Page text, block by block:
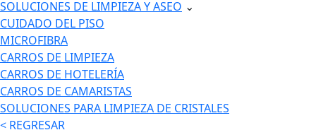
SOLUCIONES DE LIMPIEZA Y ASEO ⌄
CUIDADO DEL PISO
MICROFIBRA
CARROS DE LIMPIEZA
CARROS DE HOTELERÍA
CARROS DE CAMARISTAS
SOLUCIONES PARA LIMPIEZA DE CRISTALES
< REGRESAR